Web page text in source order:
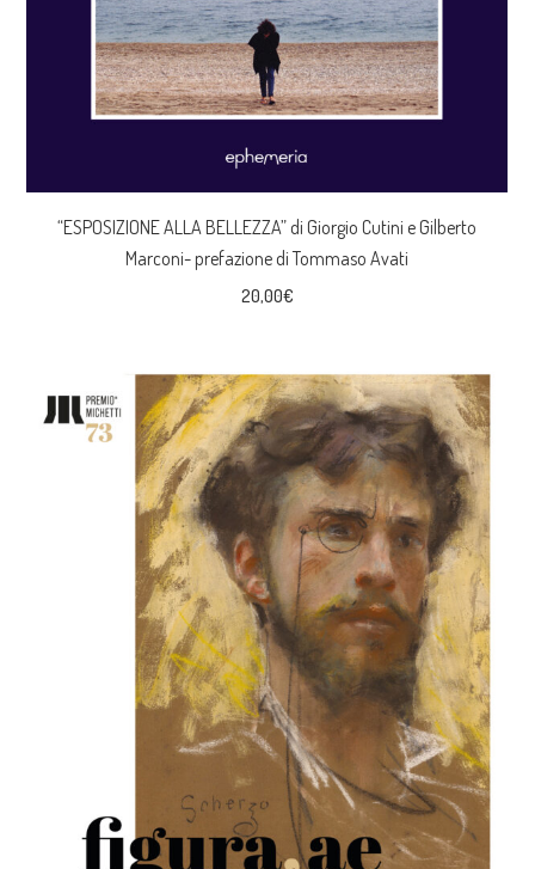
“ESPOSIZIONE ALLA BELLEZZA” di Giorgio Cutini e Gilberto
Marconi- prefazione di Tommaso Avati
20,00€